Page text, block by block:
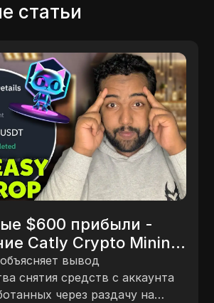
статьи
$600 прибыли -
Catly Crypto Mining
вывод средств |
вывод
снятия средств с аккаунта
через раздачу на